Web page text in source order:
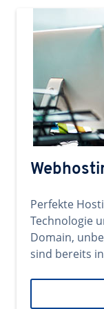
Perfekte
Technologie
Domain,
sind bereits